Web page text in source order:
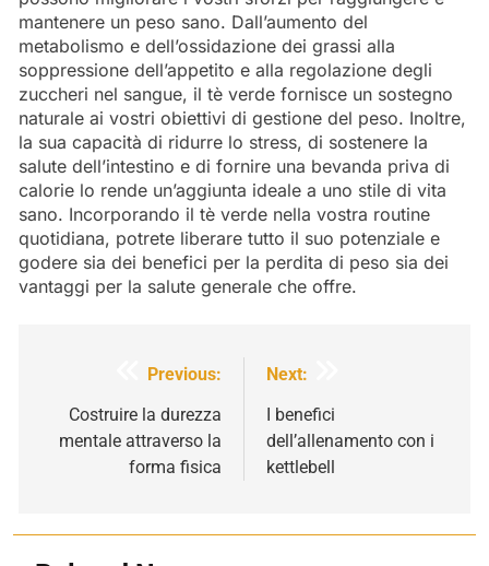
mantenere un peso sano. Dall’aumento del
metabolismo e dell’ossidazione dei grassi alla
soppressione dell’appetito e alla regolazione degli
zuccheri nel sangue, il tè verde fornisce un sostegno
naturale ai vostri obiettivi di gestione del peso. Inoltre,
la sua capacità di ridurre lo stress, di sostenere la
salute dell’intestino e di fornire una bevanda priva di
calorie lo rende un’aggiunta ideale a uno stile di vita
sano. Incorporando il tè verde nella vostra routine
quotidiana, potrete liberare tutto il suo potenziale e
godere sia dei benefici per la perdita di peso sia dei
vantaggi per la salute generale che offre.
Navigazione
articoli
Previous:
Costruire la durezza
mentale attraverso la
forma fisica
Next:
I benefici
dell’allenamento con i
kettlebell